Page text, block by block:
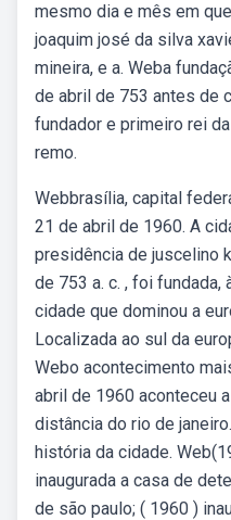
mesmo dia e mês em
joaquim josé da silva
mineira, e a. Weba
de abril de 753 antes de
fundador e primeiro rei
remo.
Webbrasília, capital
21 de abril de 1960. A
presidência de juscelino
de 753 a. c. , foi fundada,
cidade que dominou a
Localizada ao sul da
Webo acontecimento
abril de 1960 aconteceu
distância do rio de
história da cidade.
inaugurada a casa de
de são paulo; ( 1960 )